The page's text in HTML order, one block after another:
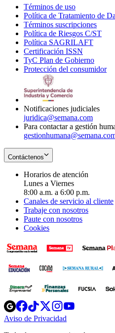
Términos de uso
in
new
window
Política de Tratamiento de
Términos suscripciones
in
Política de Riesgos C/ST
Política SAGRILAFT
new
window
Certificación ISSN
in
new
TyC Plan de Gobierno
in
Protección del consumidor
Notificaciones judiciales
juridica@semana.com
Para contactar a gestión
Contáctenos
Horarios de atención
Lunes a Viernes
8:00 a.m. a 6:00 p.m.
Canales de servicio al cliente
Trabaje con nosotros
Paute con nosotros
Cookies
Opens
in
new
Opens
in
new
Opens
in
new
window
Opens
new
windowwindow
Aviso de Privacidad